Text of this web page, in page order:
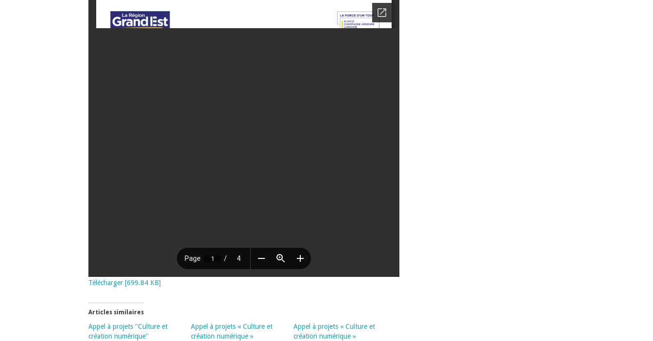
Télécharger [699.84 KB]
Articles similaires
Appel à projets "Culture et
création numérique"
Appel à projets « Culture et
création numérique »
Appel à projets « Culture et
création numérique »